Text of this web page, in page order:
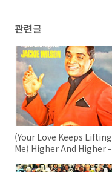
관련글
(Your Love Keeps Lifting
Me) Higher And Higher -